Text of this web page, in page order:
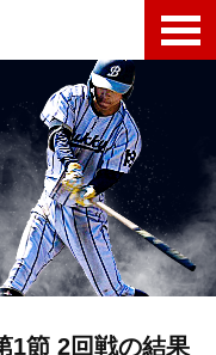
1節 2回戦の結果